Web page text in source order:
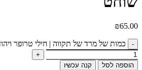
₪65.00
כמות של מרד של תקווה | חילי טרופר
הוספה לסל קנה עכשיו